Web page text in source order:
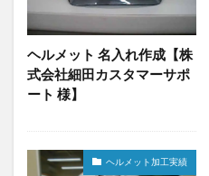
ヘルメット 名入れ作成【株
式会社細田カスタマーサポ
ート 様】
ヘルメット加工実績